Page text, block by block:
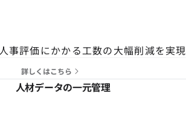
事評価にかかる工数の大幅削減を実現
詳しくはこちら
人材データの一元管理